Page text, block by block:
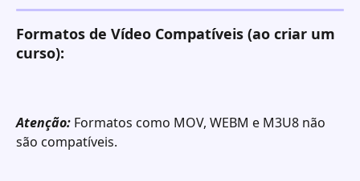
Formatos de Vídeo Compatíveis (ao criar um
curso):
Atenção: Formatos como MOV, WEBM e M3U8 não
são compatíveis.